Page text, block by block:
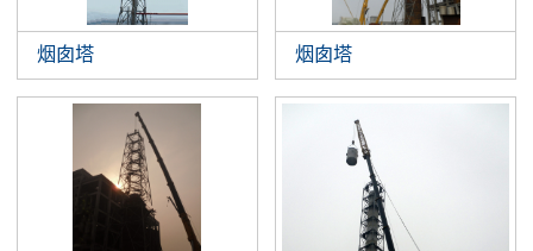
烟囱塔 烟囱塔